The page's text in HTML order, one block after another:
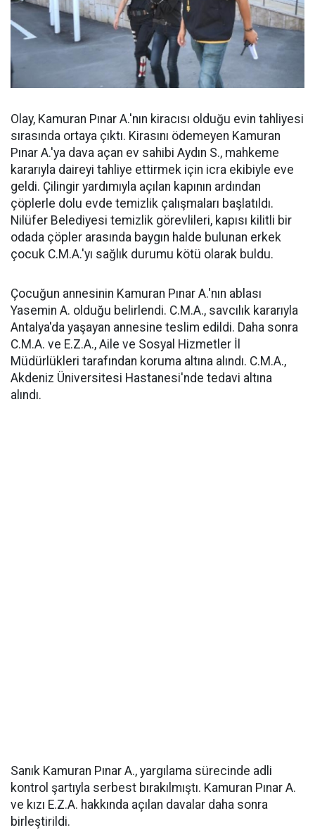
Olay, Kamuran Pınar A.'nın kiracısı olduğu evin tahliyesi
sırasında ortaya çıktı. Kirasını ödemeyen Kamuran
Pınar A.'ya dava açan ev sahibi Aydın S., mahkeme
kararıyla daireyi tahliye ettirmek için icra ekibiyle eve
geldi. Çilingir yardımıyla açılan kapının ardından
çöplerle dolu evde temizlik çalışmaları başlatıldı.
Nilüfer Belediyesi temizlik görevlileri, kapısı kilitli bir
odada çöpler arasında baygın halde bulunan erkek
çocuk C.M.A.'yı sağlık durumu kötü olarak buldu.
Çocuğun annesinin Kamuran Pınar A.'nın ablası
Yasemin A. olduğu belirlendi. C.M.A., savcılık kararıyla
Antalya'da yaşayan annesine teslim edildi. Daha sonra
C.M.A. ve E.Z.A., Aile ve Sosyal Hizmetler İl
Müdürlükleri tarafından koruma altına alındı. C.M.A.,
Akdeniz Üniversitesi Hastanesi'nde tedavi altına
alındı.
Sanık Kamuran Pınar A., yargılama sürecinde adli
kontrol şartıyla serbest bırakılmıştı. Kamuran Pınar A.
ve kızı E.Z.A. hakkında açılan davalar daha sonra
birleştirildi.